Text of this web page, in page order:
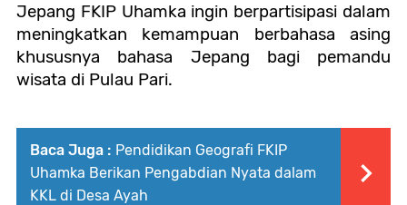
Jepang FKIP Uhamka ingin berpartisipasi dalam
meningkatkan kemampuan berbahasa asing
khususnya bahasa Jepang bagi pemandu
wisata di Pulau Pari.
Baca Juga : Pendidikan Geografi FKIP
Uhamka Berikan Pengabdian Nyata dalam
KKL di Desa Ayah